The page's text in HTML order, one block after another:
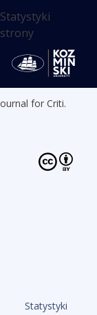
Statystyki
strony
Tamara: Journal for Critical Organization Inquiry
Statystyki